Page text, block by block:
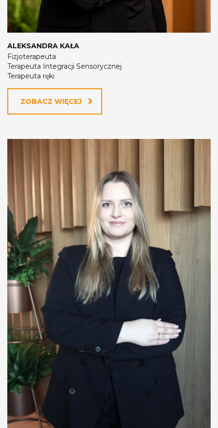
ALEKSANDRA KAŁA
Fizjoterapeuta
Terapeuta Integracji Sensorycznej
Terapeuta ręki
ZOBACZ WIĘCEJ